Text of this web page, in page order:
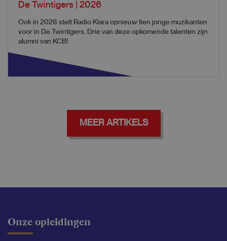
De Twintigers | 2026
Ook in 2026 stelt Radio Klara opnieuw tien jonge muzikanten
voor in De Twintigers. Drie van deze opkomende talenten zijn
alumni van KCB!
MEER ARTIKELS
Onze opleidingen